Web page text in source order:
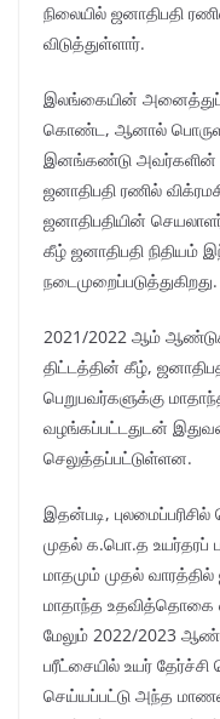
நிலையில் ஜனாதிபதி
விடுத்துள்ளார்.
இலங்கையின் அனைத்துப்
கொண்ட, ஆனால்
இனங்கண்டு அவர்களின்
ஜனாதிபதி ரணில்
ஜனாதிபதியின்
கீழ் ஜனாதிபதி நிதியம்
நடைமுறைப்படுத்துகிறது.
2021/2022 ஆம்
திட்டத்தின் கீழ்,
பெறுபவர்களுக்கு
வழங்கப்பட்டதுடன்
செலுத்தப்பட்டுள்ளன.
இதன்படி,
முதல் க.பொ.த
மாதமும் முதல் வாரத்தில்
மாதாந்த உதவித்தொகை
மேலும் 2022/2023
பரீட்சையில் உயர்
செய்யப்பட்டு அந்த